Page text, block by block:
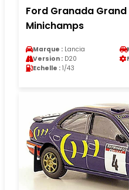
Ford Granada
Minichamps
Marque : Lancia
Version : D20
Echelle : 1/43